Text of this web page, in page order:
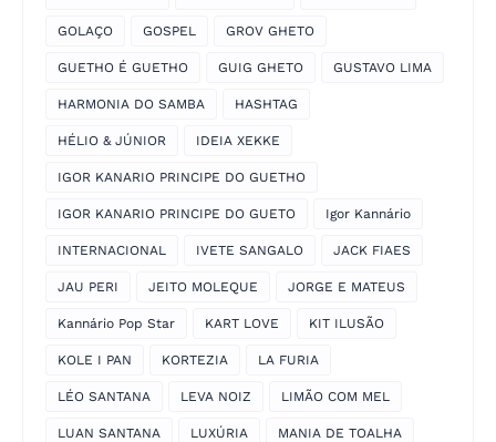
GOLAÇO GOSPEL GROV GHETO
GUETHO É GUETHO GUIG GHETO GUSTAVO LIMA
HARMONIA DO SAMBA HASHTAG
HÉLIO & JÚNIOR IDEIA XEKKE
IGOR KANARIO PRINCIPE DO GUETHO
IGOR KANARIO PRINCIPE DO GUETO Igor Kannário
INTERNACIONAL IVETE SANGALO JACK FIAES
JAU PERI JEITO MOLEQUE JORGE E MATEUS
Kannário Pop Star KART LOVE KIT ILUSÃO
KOLE I PAN KORTEZIA LA FURIA
LÉO SANTANA LEVA NOIZ LIMÃO COM MEL
LUAN SANTANA LUXÚRIA MANIA DE TOALHA